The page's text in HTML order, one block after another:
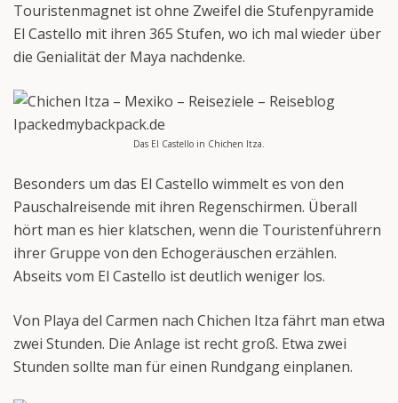
Touristenmagnet ist ohne Zweifel die Stufenpyramide
El Castello mit ihren 365 Stufen, wo ich mal wieder über
die Genialität der Maya nachdenke.
Das El Castello in Chichen Itza.
Besonders um das El Castello wimmelt es von den
Pauschalreisende mit ihren Regenschirmen. Überall
hört man es hier klatschen, wenn die Touristenführern
ihrer Gruppe von den Echogeräuschen erzählen.
Abseits vom El Castello ist deutlich weniger los.
Von Playa del Carmen nach Chichen Itza fährt man etwa
zwei Stunden. Die Anlage ist recht groß. Etwa zwei
Stunden sollte man für einen Rundgang einplanen.